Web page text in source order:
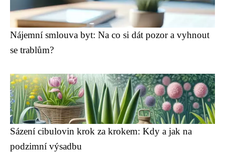
Nájemní smlouva byt: Na co si dát pozor a vyhnout
se trablům?
Sázení cibulovin krok za krokem: Kdy a jak na
podzimní výsadbu